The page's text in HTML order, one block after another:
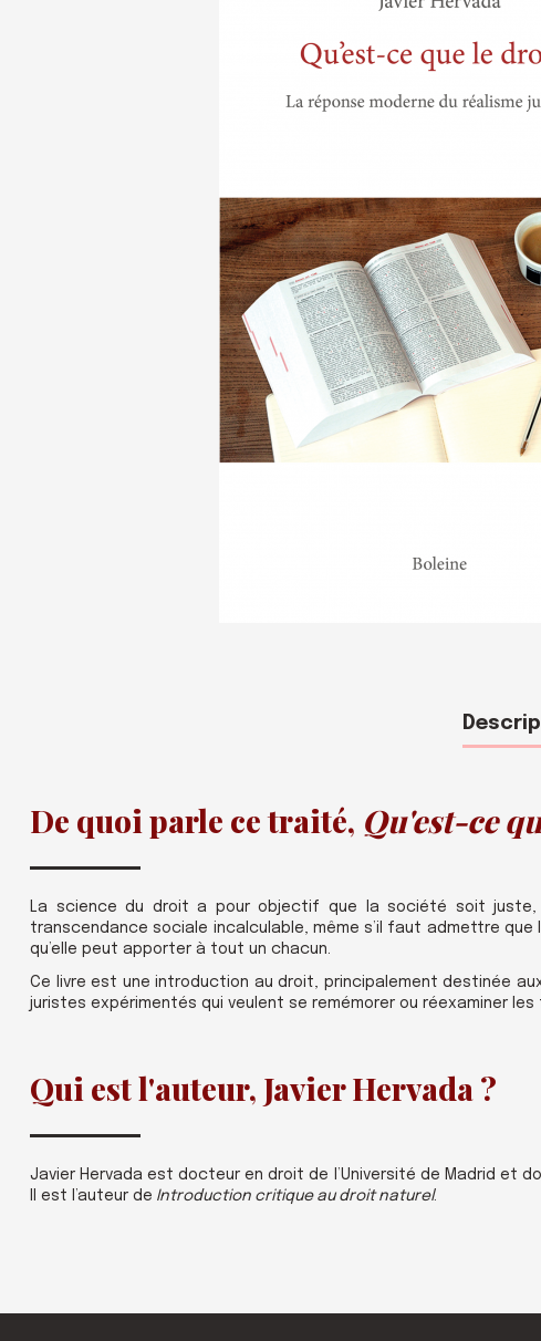
De quoi parle ce traité, Qu'est-ce
La science du droit a pour objectif que la société soit juste,
transcendance sociale incalculable, même s’il faut admettre que
qu’elle peut apporter à tout un chacun.
Ce livre est une introduction au droit, principalement destinée
juristes expérimentés qui veulent se remémorer ou réexaminer
Qui est l'auteur, Javier Hervada ?
Javier Hervada est docteur en droit de l’Université de Madrid et
Il est l’auteur de Introduction critique au droit naturel.